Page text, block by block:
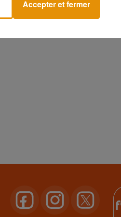
Accepter et fermer